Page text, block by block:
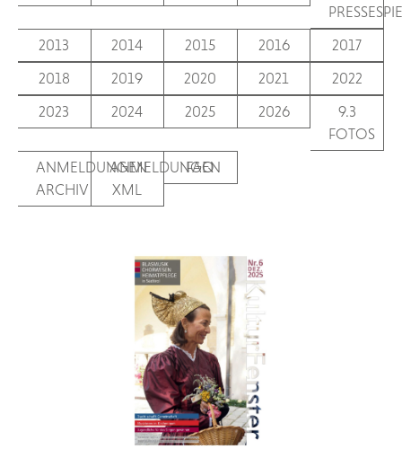
2013
2014 2015 2016
2017
2018
2019 2020 2021
2022
2023
2024 2025 2026
9.3
FOTOS
ANMELDUNGEN
ARCHIV
ANMELDUNGEN
XML
FAQ